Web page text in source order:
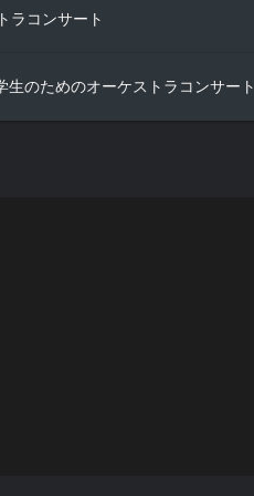
ラコンサート
生のためのオーケストラコンサート